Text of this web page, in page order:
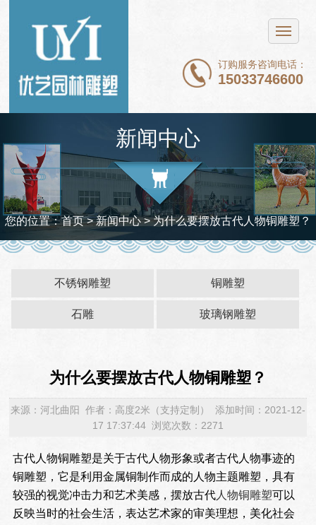
订购服务咨询电话：
15033746600
铜雕塑
石雕
玻璃钢雕塑
新闻中心
案例展示
关于我们
联系我们
新闻中心
您的位置：首页>新闻中心> 为什么要摆放古代人物铜雕塑？
不锈钢雕塑 铜雕塑
石雕 玻璃钢雕塑
为什么要摆放古代人物铜雕塑？
来源：河北曲阳 作者：高度2米（支持定制） 添加时间：2021-12-
17 17:37:44 浏览次数：2271
古代人物铜雕塑是关于古代人物形象或者古代人物事迹的
铜雕塑，它是利用金属铜制作而成的人物主题雕塑，具有
较强的视觉冲击力和艺术美感，摆放古代人物铜雕塑可以
反映当时的社会生活，表达艺术家的审美理想，美化社会